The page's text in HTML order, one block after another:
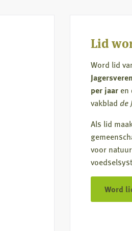
natuurLid
Word lid
per jaaren
vakblad de
Als lid
voor
Word